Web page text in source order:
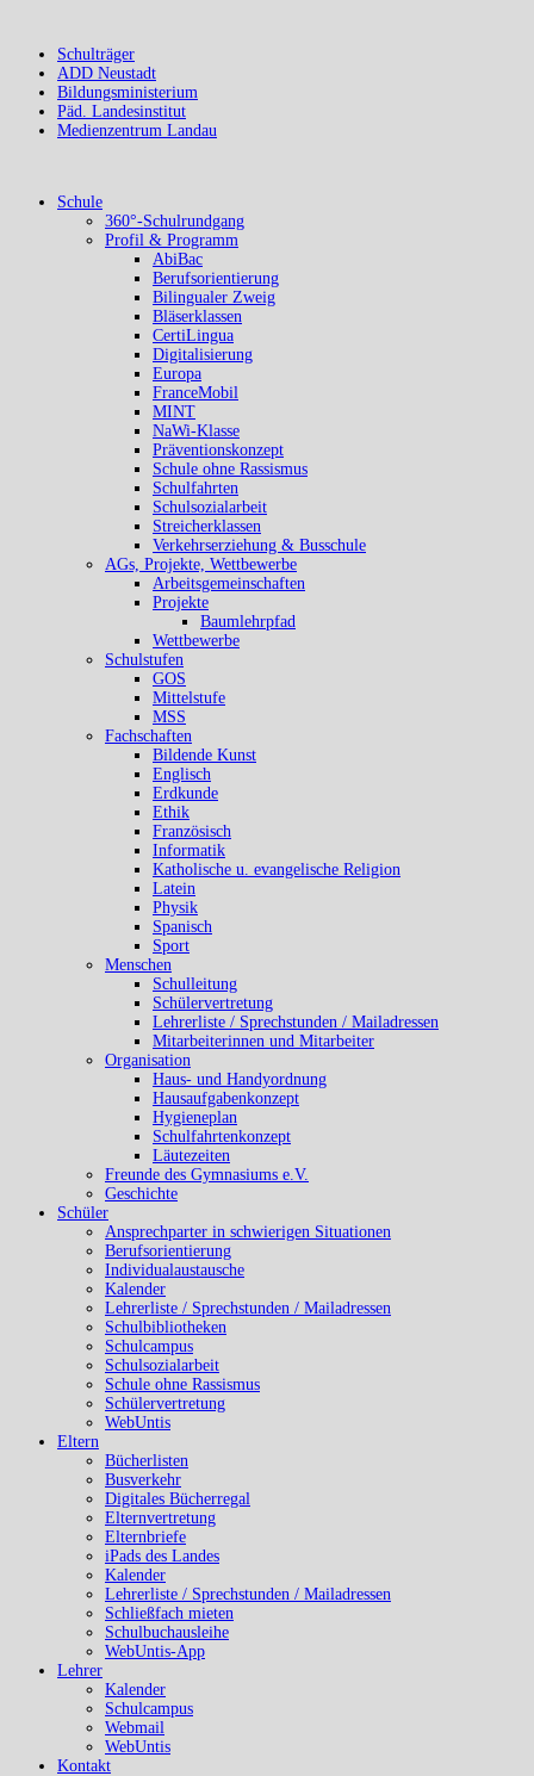
Schulträger
ADD Neustadt
Bildungsministerium
Päd. Landesinstitut
Medienzentrum Landau
Schule
360°-Schulrundgang
Profil & Programm
AbiBac
Berufsorientierung
Bilingualer Zweig
Bläserklassen
CertiLingua
Digitalisierung
Europa
FranceMobil
MINT
NaWi-Klasse
Präventionskonzept
Schule ohne Rassismus
Schulfahrten
Schulsozialarbeit
Streicherklassen
Verkehrserziehung & Busschule
AGs, Projekte, Wettbewerbe
Arbeitsgemeinschaften
Projekte
Baumlehrpfad
Wettbewerbe
Schulstufen
GOS
Mittelstufe
MSS
Fachschaften
Bildende Kunst
Englisch
Erdkunde
Ethik
Französisch
Informatik
Katholische u. evangelische Religion
Latein
Physik
Spanisch
Sport
Menschen
Schulleitung
Schülervertretung
Lehrerliste / Sprechstunden / Mailadressen
Mitarbeiterinnen und Mitarbeiter
Organisation
Haus- und Handyordnung
Hausaufgabenkonzept
Hygieneplan
Schulfahrtenkonzept
Läutezeiten
Freunde des Gymnasiums e.V.
Geschichte
Schüler
Ansprechparter in schwierigen Situationen
Berufsorientierung
Individualaustausche
Kalender
Lehrerliste / Sprechstunden / Mailadressen
Schulbibliotheken
Schulcampus
Schulsozialarbeit
Schule ohne Rassismus
Schülervertretung
WebUntis
Eltern
Bücherlisten
Busverkehr
Digitales Bücherregal
Elternvertretung
Elternbriefe
iPads des Landes
Kalender
Lehrerliste / Sprechstunden / Mailadressen
Schließfach mieten
Schulbuchausleihe
WebUntis-App
Lehrer
Kalender
Schulcampus
Webmail
WebUntis
Kontakt